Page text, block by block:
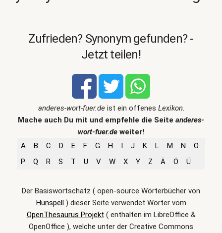
Zufrieden? Synonym gefunden? -
Jetzt teilen!
anderes-wort-fuer.deist ein offenes Lexikon.
Mache auch Du mit und empfehle die Seite anderes-
wort-fuer.de weiter!
A
B C D E F G H I J K L M N
O
P
Q R S T U V W X Y Z Ä Ö Ü
Der Basiswortschatz ( open-source Wörterbücher von
Hunspell) dieser Seite verwendet Wörter vom
OpenThesaurus Projekt ( enthalten im LibreOffice &
OpenOffice ), welche unter der Creative Commons